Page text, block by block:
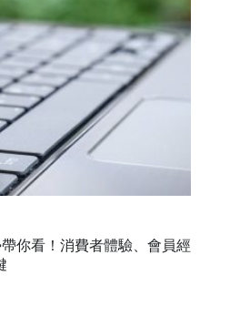
你看！消費者體驗、會員經